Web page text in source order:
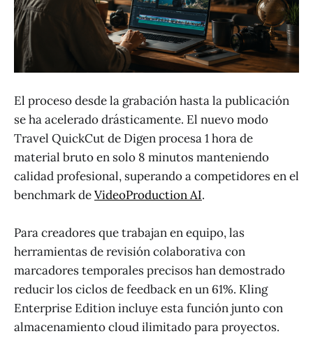
El proceso desde la grabación hasta la publicación
se ha acelerado drásticamente. El nuevo modo
Travel QuickCut de Digen procesa 1 hora de
material bruto en solo 8 minutos manteniendo
calidad profesional, superando a competidores en el
benchmark deVideoProduction AI.
Para creadores que trabajan en equipo, las
herramientas de revisión colaborativa con
marcadores temporales precisos han demostrado
reducir los ciclos de feedback en un 61%. Kling
Enterprise Edition incluye esta función junto con
almacenamiento cloud ilimitado para proyectos.